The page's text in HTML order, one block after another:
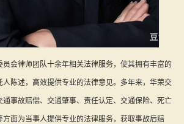
员会律师团队十余年相关法律服务，使其拥有丰富的
陈述，高效提供专业的法律意见。多年来，华荣交
事故赔偿、交通肇事、责任认定、交通保险、死亡
方面为当事人提供专业的法律服务，获取事故后赔